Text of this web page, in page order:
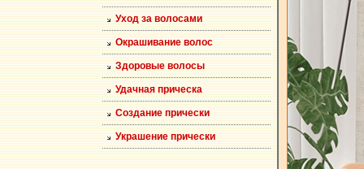
Уход за волосами
Окрашивание волос
Здоровые волосы
Удачная прическа
Создание прически
Украшение прически